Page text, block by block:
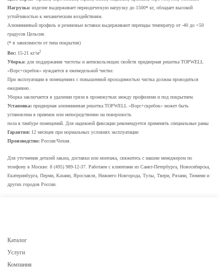
Нагрузка: изделие выдерживает периодическую нагрузку до 1500* кг, обладает высокой
устойчивостью к механическим воздействиям.
Алюминиевый профиль и резиновые вставки выдерживают перепады температур от -40 до +50
градусов Цельсия.
(* в зависимости от типа покрытия)
Вес: 15-21 кг/м2
Уборка: для поддержания чистоты и антискользящих свойств придверная решетка TOPWELL
«Ворс+скребок» нуждается в еженедельной чистке.
При эксплуатации в помещениях с повышенной проходимостью чистка должна проводиться
ежедневно.
Уборка заключается в удалении грязи в промежутках между профилями и под покрытием.
Установка: придверная алюминиевая решетка TOPWELL «Ворс+скребок» может быть
установлена в приямок или непосредственно на поверхность
пола в тамбуре помещений. Для надежной фиксации рекомендуется применять специальные рамы
Гарантия: 12 месяцев при нормальных условиях эксплуатации
Производство: Россия/Чехия.
Для уточнения деталей заказа, доставки или монтажа, свяжитесь с нашим менеджером по
телефону в Москве: 8 (495) 989-12-37. Работаем с клиентами из Санкт-Петербурга, Новосибирска,
Екатеринбурга, Перми, Казани, Ярославля, Нижнего Новгорода, Тулы, Твери, Рязани, Тюмени и
других городов России.
Каталог
Услуги
Компания